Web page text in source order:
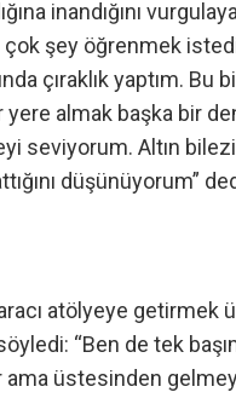
inandığını
şey öğrenmek
çıraklık yaptım.
almak başka bir
seviyorum. Altın
düşünüyorum”
atölyeye getirmek
“Ben de tek
ama üstesinden